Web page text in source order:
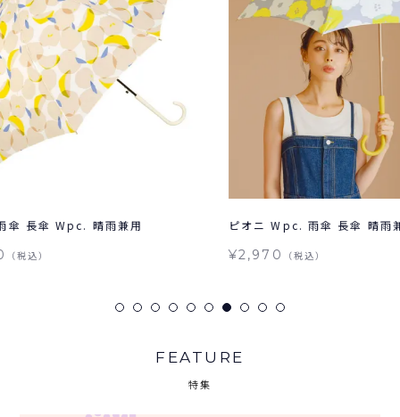
ピオニ Wpc. 雨傘 長傘 晴雨兼用
グラデ
FEATURE
特集